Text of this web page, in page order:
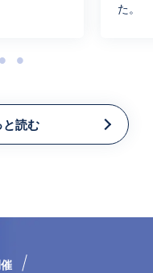
た。
5 6
と読む